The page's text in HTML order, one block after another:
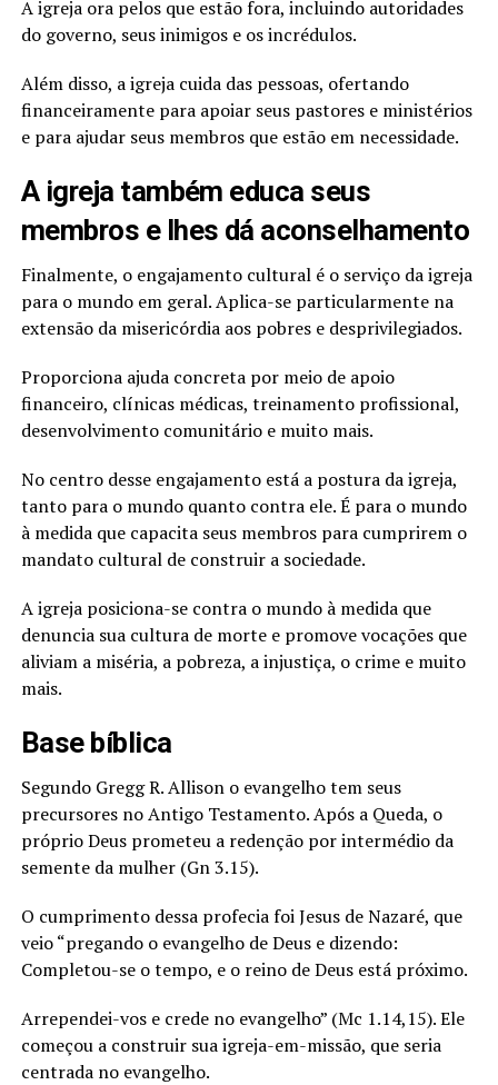
A igreja ora pelos que estão fora, incluindo autoridades
do governo, seus inimigos e os incrédulos.
Além disso, a igreja cuida das pessoas, ofertando
financeiramente para apoiar seus pastores e ministérios
e para ajudar seus membros que estão em necessidade.
A igreja também educa seus
membros e lhes dá aconselhamento
Finalmente, o engajamento cultural é o serviço da igreja
para o mundo em geral. Aplica-se particularmente na
extensão da misericórdia aos pobres e desprivilegiados.
Proporciona ajuda concreta por meio de apoio
financeiro, clínicas médicas, treinamento profissional,
desenvolvimento comunitário e muito mais.
No centro desse engajamento está a postura da igreja,
tanto para o mundo quanto contra ele. É para o mundo
à medida que capacita seus membros para cumprirem o
mandato cultural de construir a sociedade.
A igreja posiciona-se contra o mundo à medida que
denuncia sua cultura de morte e promove vocações que
aliviam a miséria, a pobreza, a injustiça, o crime e muito
mais.
Base bíblica
Segundo Gregg R. Allison o evangelho tem seus
precursores no Antigo Testamento. Após a Queda, o
próprio Deus prometeu a redenção por intermédio da
semente da mulher (Gn 3.15).
O cumprimento dessa profecia foi Jesus de Nazaré, que
veio “pregando o evangelho de Deus e dizendo:
Completou-se o tempo, e o reino de Deus está próximo.
Arrependei-vos e crede no evangelho” (Mc 1.14,15). Ele
começou a construir sua igreja-em-missão, que seria
centrada no evangelho.